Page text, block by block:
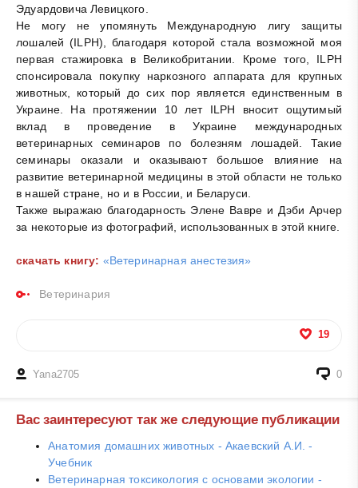
Эдуардовича Левицкого.
Не могу не упомянуть Международную лигу защиты
лошалей (ILPH), благодаря которой стала возможной моя
первая стажировка в Великобритании. Кроме того, ILPH
спонсировала покупку наркозного аппарата для крупных
животных, который до сих пор является единственным в
Украине. На протяжении 10 лет ILPH вносит ощутимый
вклад в проведение в Украине международных
ветеринарных семинаров по болезням лошадей. Такие
семинары оказали и оказывают большое влияние на
развитие ветеринарной медицины в этой области не только
в нашей стране, но и в России, и Беларуси.
Также выражаю благодарность Элене Вавре и Дэби Арчер
за некоторые из фотографий, использованных в этой книге.
скачать книгу: «Ветеринарная анестезия»
Ветеринария
19
Yana2705 0
Вас заинтересуют так же следующие публикации
Анатомия домашних животных - Акаевский А.И. -
Учебник
Ветеринарная токсикология с основами экологии -